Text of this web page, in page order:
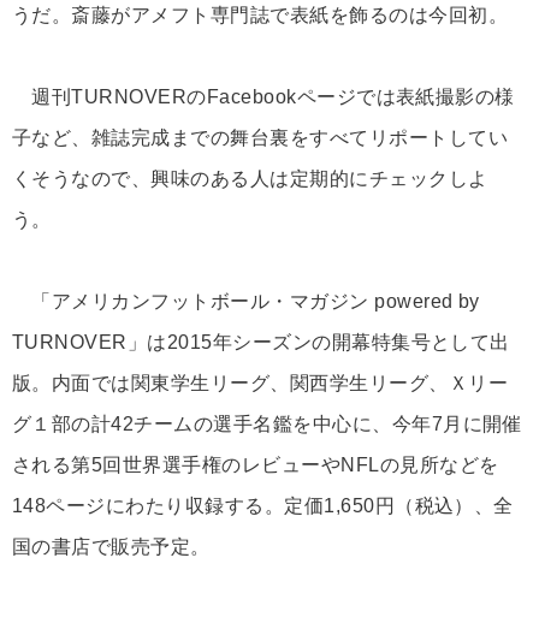
うだ。斎藤がアメフト専門誌で表紙を飾るのは今回初。
週刊TURNOVERのFacebookページでは表紙撮影の様
子など、雑誌完成までの舞台裏をすべてリポートしてい
くそうなので、興味のある人は定期的にチェックしよ
う。
「アメリカンフットボール・マガジン powered by
TURNOVER」は2015年シーズンの開幕特集号として出
版。内面では関東学生リーグ、関西学生リーグ、Ｘリー
グ１部の計42チームの選手名鑑を中心に、今年7月に開催
される第5回世界選手権のレビューやNFLの見所などを
148ページにわたり収録する。定価1,650円（税込）、全
国の書店で販売予定。